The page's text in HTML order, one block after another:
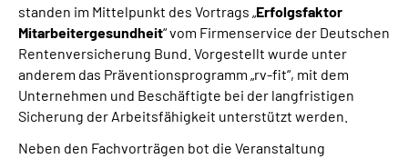
standen im Mittelpunkt des Vortrags „Erfolgsfaktor
Mitarbeitergesundheit“ vom Firmenservice der Deutschen
Rentenversicherung Bund. Vorgestellt wurde unter
anderem das Präventionsprogramm „rv-fit“, mit dem
Unternehmen und Beschäftigte bei der langfristigen
Sicherung der Arbeitsfähigkeit unterstützt werden.
Neben den Fachvorträgen bot die Veranstaltung